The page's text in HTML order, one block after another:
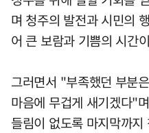
며 청주의 발전과 시민의
어 큰 보람과 기쁨의 시간
그러면서 "부족했던 부분
마음에 무겁게 새기겠다"
들림이 없도록 마지막까